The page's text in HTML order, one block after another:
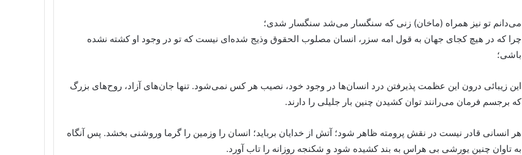
می‌دانم تو نیز همراه (ماخان) زنی که سنگسار می‌شد سنگسار شدی؛
چرا که در هیچ کجای جهان به قول امه سزر، انسان مصلوب الحقوق وذیج شده‌ای نیست که تو در وجود او کشته نشده
باشی؛
این زیبائی درون این عظمت پذیرفتن درد انسان‌ها در وجود خود، نصیب هر کس نمی‌شود. تنها جان‌های آزاد، روح‌های بزرگ
که برجسم فرمان می‌رانند توان کشیدن چنین بار جلیلی را دارند.
هر انسانی قادر نیست در نقش پرومته ظاهر شود؛ آتش از خدایان برباید؛ انسان را وزمین را گرما وروشنی بخشد. پس آنگاه
به تاوان چنین یورشی بی هراس به بند کشیده شود و شکنجه روزانه را تاب آورد.